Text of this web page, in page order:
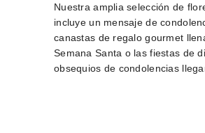
Nuestra amplia selección de
incluye un mensaje de
canastas de regalo gourmet
Semana Santa o las fiestas de
obsequios de condolencias